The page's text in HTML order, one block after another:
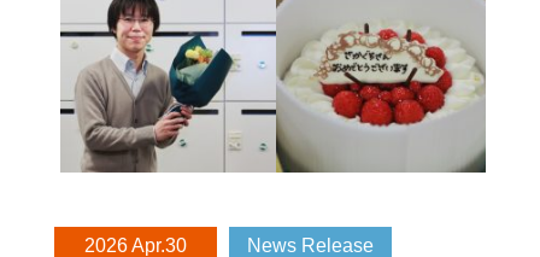
2026 Apr.30 News Release